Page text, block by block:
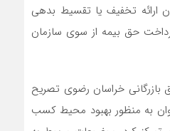
تخفیف یا تقسیط بدهی
حق بیمه از سوی سازمان
خراسان رضوی تصریح
به منظور بهبود محیط کسب